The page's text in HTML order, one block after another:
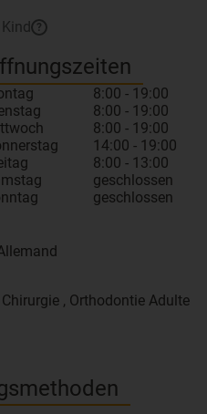
?
8:00 - 19:00
8:00 - 19:00
8:00 - 19:00
14:00 - 19:00
8:00 - 13:00
geschlossen
geschlossen
, Orthodontie Adulte